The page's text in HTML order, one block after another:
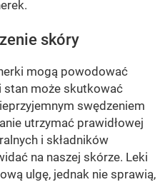
skóry
mogą powodować
stan może skutkować
swędzeniem
utrzymać prawidłowej
i składników
na naszej skórze. Leki
ulgę, jednak nie sprawią,